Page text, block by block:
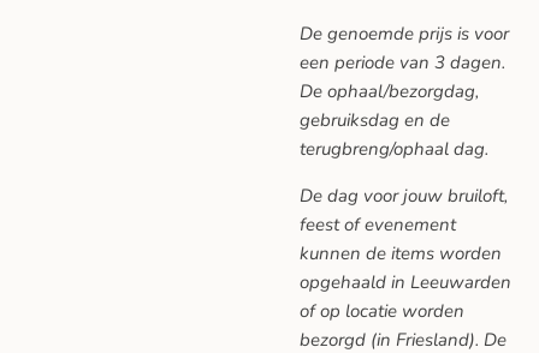
De genoemde prijs is voor
een periode van 3 dagen.
De ophaal/bezorgdag,
gebruiksdag en de
terugbreng/ophaal dag.
De dag voor jouw bruiloft,
feest of evenement
kunnen de items worden
opgehaald in Leeuwarden
of op locatie worden
bezorgd (in Friesland). De